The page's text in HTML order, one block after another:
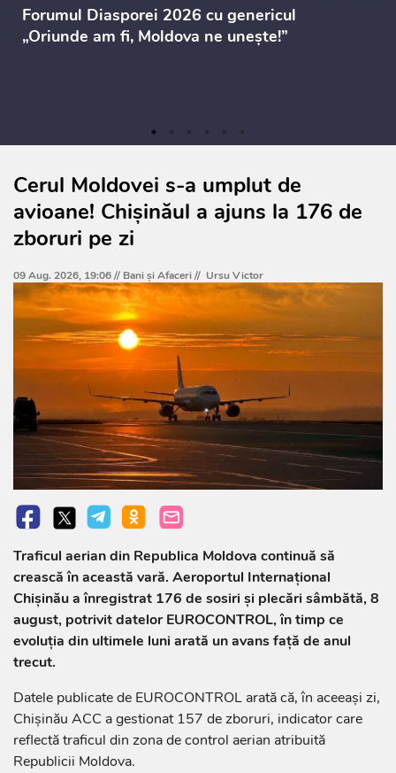
Forumul Diasporei 2026 cu genericul
„Oriunde am fi, Moldova ne unește!”
Cerul Moldovei s-a umplut de
avioane! Chișinăul a ajuns la 176 de
zboruri pe zi
09 Aug. 2026, 19:06 // Bani și Afaceri// Ursu Victor
Traficul aerian din Republica Moldova continuă să
crească în această vară. Aeroportul Internațional
Chișinău a înregistrat 176 de sosiri și plecări sâmbătă, 8
august, potrivit datelor EUROCONTROL, în timp ce
evoluția din ultimele luni arată un avans față de anul
trecut.
Datele publicate de EUROCONTROL arată că, în aceeași zi,
Chișinău ACC a gestionat 157 de zboruri, indicator care
reflectă traficul din zona de control aerian atribuită
Republicii Moldova.